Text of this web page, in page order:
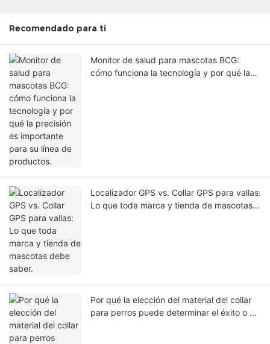
Recomendado para ti
Monitor de salud para mascotas BCG:
cómo funciona la tecnología y por qué la
Localizador GPS vs. Collar GPS para vallas:
Lo que toda marca y tienda de mascotas
Por qué la elección del material del collar
para perros puede determinar el éxito o el